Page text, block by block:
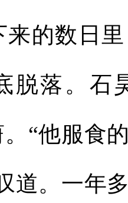
来的数日
脱落。石
“他服食
道。一年